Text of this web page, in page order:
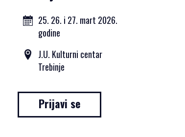
25. 26. i 27. mart 2026.
godine
J.U. Kulturni centar
Trebinje
Prijavi se